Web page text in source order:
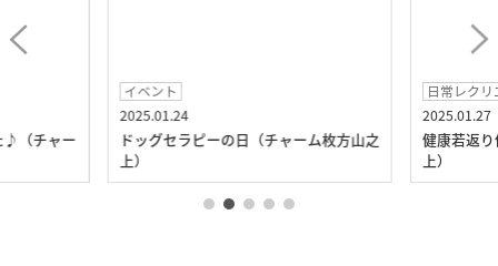
♪（チャー
イベント
2025.01.24
ドッグセラピーの日（チャーム枚方山之
上）
日常レク
2025.01.27
健康若返
上）